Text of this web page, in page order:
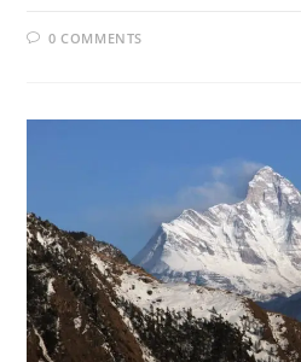
0 COMMENTS